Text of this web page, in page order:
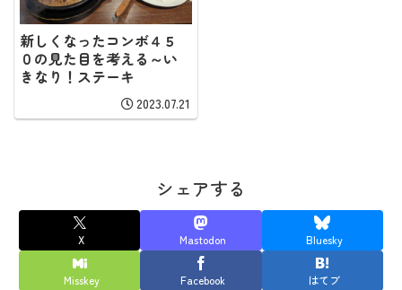
新しくなったコンボ４５
０の見た目を考える～い
きなり！ステーキ
2023.07.21
シェアする
X Mastodon Bluesky
Misskey Facebook はてブ